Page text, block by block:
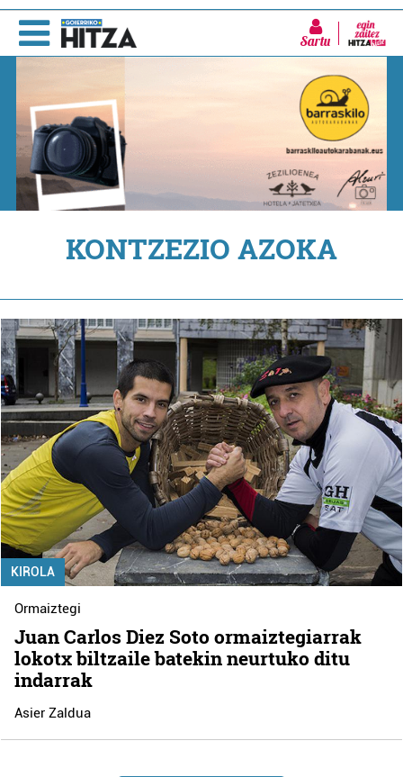
Sartu
KONTZEZIO AZOKA
KIROLA
Ormaiztegi
Juan Carlos Diez Soto ormaiztegiarrak
lokotx biltzaile batekin neurtuko ditu
indarrak
Asier Zaldua